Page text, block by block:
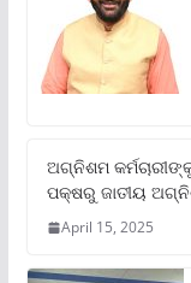
ଅଗ୍ନିଶମ
ପକ୍ଷରୁ ଜାତୀୟ
April 15, 2025